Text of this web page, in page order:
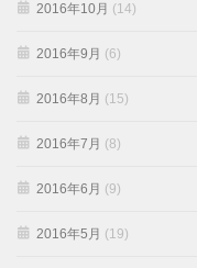
2016年10月 (14)
2016年9月 (6)
2016年8月 (15)
2016年7月 (8)
2016年6月 (9)
2016年5月 (19)